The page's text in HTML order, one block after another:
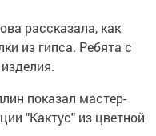
рассказала, как
из гипса. Ребята с
показал мастер-
"Кактус" из цветной